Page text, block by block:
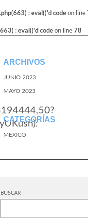
: eval()'d code on line
: eval()'d code on line 78
ARCHIVOS
JUNIO 2023
MAYO 2023
CATEGORÍAS
MEXICO
BUSCAR